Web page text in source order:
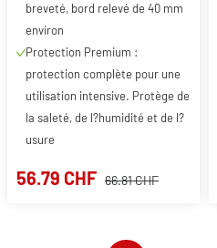
breveté, bord relevé de 40 mm
environ
Protection Premium :
protection complète pour une
utilisation intensive. Protège de
la saleté, de l?humidité et de l?
usure
56.79 CHF 66.81 CHF